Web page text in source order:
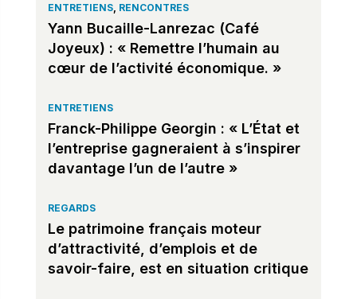
ENTRETIENS, RENCONTRES
Yann Bucaille-Lanrezac (Café
Joyeux) : « Remettre l’humain au
cœur de l’activité économique. »
ENTRETIENS
Franck-Philippe Georgin : « L’État et
l’entreprise gagneraient à s’inspirer
davantage l’un de l’autre »
REGARDS
Le patrimoine français moteur
d’attractivité, d’emplois et de
savoir-faire, est en situation critique